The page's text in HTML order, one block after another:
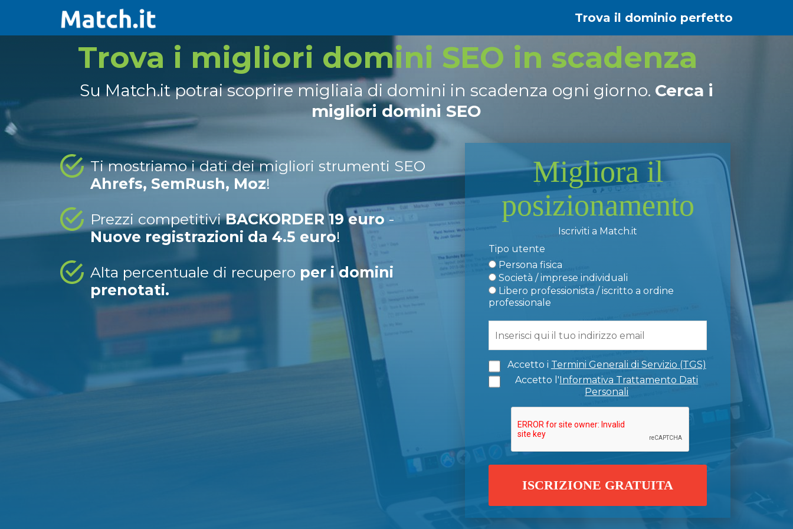
Trova il dominio perfetto
Trova i migliori domini SEO in scadenza
Su Match.it potrai scoprire migliaia di domini in scadenza ogni giorno. Cerca i
migliori domini SEO
Ti mostriamo i dati dei migliori strumenti SEO
Ahrefs, SemRush, Moz!
Prezzi competitiviBACKORDER 19 euro -
Nuove registrazioni da 4.5 euro!
Alta percentuale di recupero per i domini
prenotati.
Migliora il
posizionamento
Iscriviti a Match.it
Tipo utente
Persona fisica
Società / imprese individuali
Libero professionista / iscritto a ordine
professionale
Accetto i Termini Generali di Servizio (TGS)
Accetto l'Informativa Trattamento Dati
Personali